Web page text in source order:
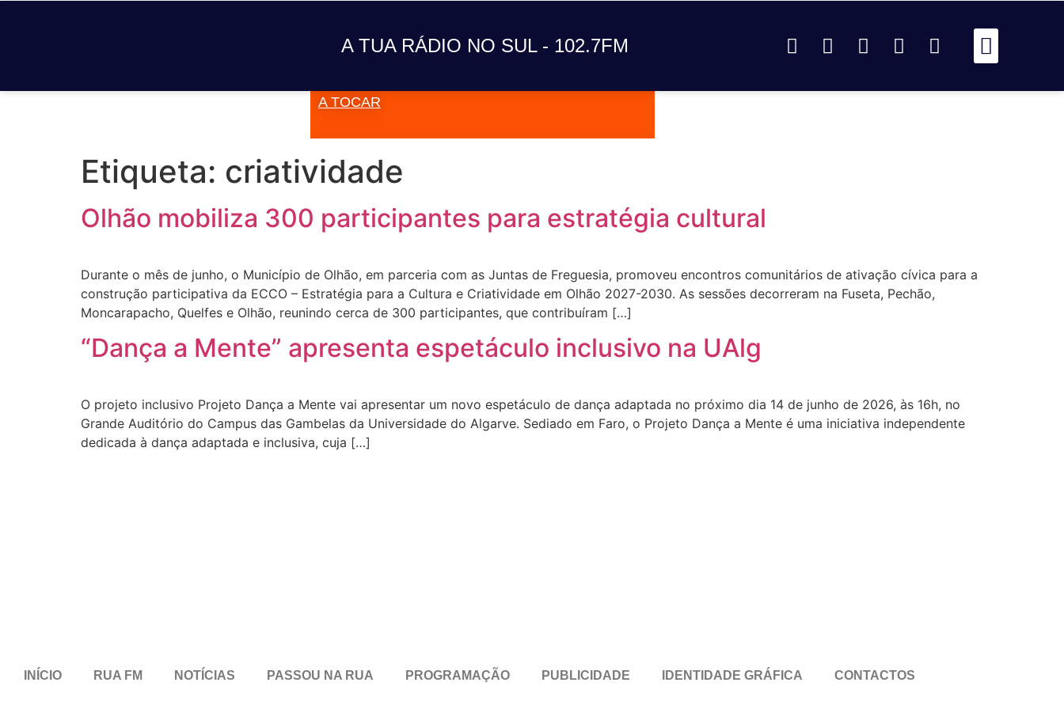
A TUA RÁDIO NO SUL - 102.7FM
A TUA RÁDIO NO SUL
A TOCAR
Etiqueta: criatividade
Olhão mobiliza 300 participantes para estratégia cultural
Durante o mês de junho, o Município de Olhão, em parceria com as Juntas de Freguesia, promoveu encontros comunitários de ativação cívica para a
construção participativa da ECCO – Estratégia para a Cultura e Criatividade em Olhão 2027-2030. As sessões decorreram na Fuseta, Pechão,
Moncarapacho, Quelfes e Olhão, reunindo cerca de 300 participantes, que contribuíram […]
“Dança a Mente” apresenta espetáculo inclusivo na UAlg
O projeto inclusivo Projeto Dança a Mente vai apresentar um novo espetáculo de dança adaptada no próximo dia 14 de junho de 2026, às 16h, no
Grande Auditório do Campus das Gambelas da Universidade do Algarve. Sediado em Faro, o Projeto Dança a Mente é uma iniciativa independente
dedicada à dança adaptada e inclusiva, cuja […]
INÍCIO RUA FM NOTÍCIAS PASSOU NA RUA PROGRAMAÇÃO PUBLICIDADE IDENTIDADE GRÁFICA CONTACTOS